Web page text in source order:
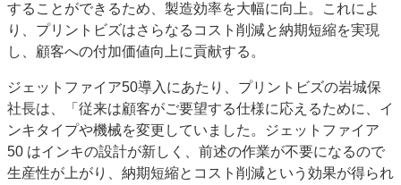
することができるため、製造効率を大幅に向上。これによ
り、プリントビズはさらなるコスト削減と納期短縮を実現
し、顧客への付加価値向上に貢献する。
ジェットファイア50導入にあたり、プリントビズの岩城保
社長は、「従来は顧客がご要望する仕様に応えるために、イ
ンキタイプや機械を変更していました。ジェットファイア
50 はインキの設計が新しく、前述の作業が不要になるので
生産性が上がり、納期短縮とコスト削減という効果が得られ